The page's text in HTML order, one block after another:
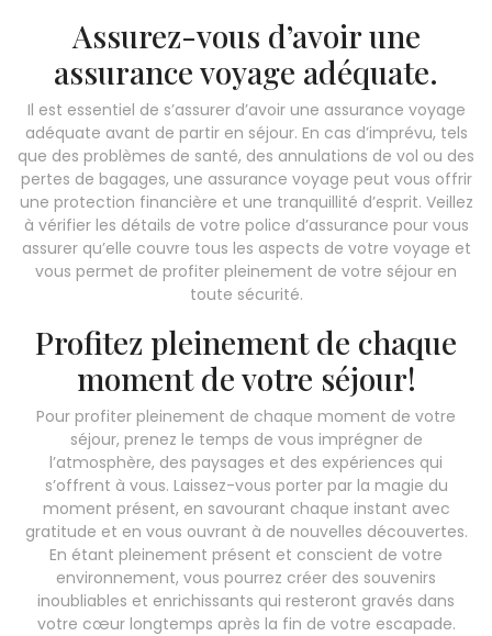
Assurez-vous d’avoir une
assurance voyage adéquate.
Il est essentiel de s’assurer d’avoir une assurance voyage
adéquate avant de partir en séjour. En cas d’imprévu, tels
que des problèmes de santé, des annulations de vol ou des
pertes de bagages, une assurance voyage peut vous offrir
une protection financière et une tranquillité d’esprit. Veillez
à vérifier les détails de votre police d’assurance pour vous
assurer qu’elle couvre tous les aspects de votre voyage et
vous permet de profiter pleinement de votre séjour en
toute sécurité.
Profitez pleinement de chaque
moment de votre séjour!
Pour profiter pleinement de chaque moment de votre
séjour, prenez le temps de vous imprégner de
l’atmosphère, des paysages et des expériences qui
s’offrent à vous. Laissez-vous porter par la magie du
moment présent, en savourant chaque instant avec
gratitude et en vous ouvrant à de nouvelles découvertes.
En étant pleinement présent et conscient de votre
environnement, vous pourrez créer des souvenirs
inoubliables et enrichissants qui resteront gravés dans
votre cœur longtemps après la fin de votre escapade.